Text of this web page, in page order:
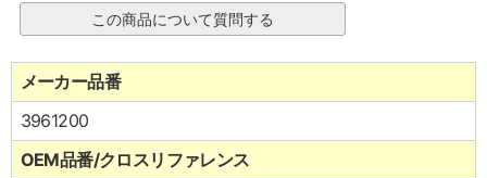
メーカー品番
3961200
OEM品番/クロスリファレンス